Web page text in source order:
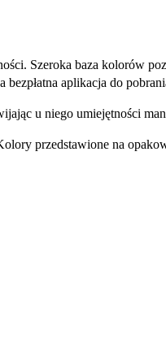
Szeroka baza kolorów
bezpłatna aplikacja do
u niego umiejętności
przedstawione na